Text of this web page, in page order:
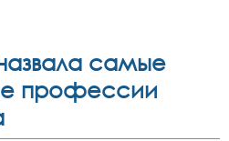
самые
профессии